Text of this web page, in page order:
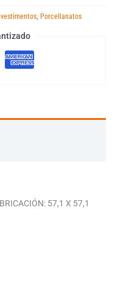
, Porcellanatos
57,1 X 57,1